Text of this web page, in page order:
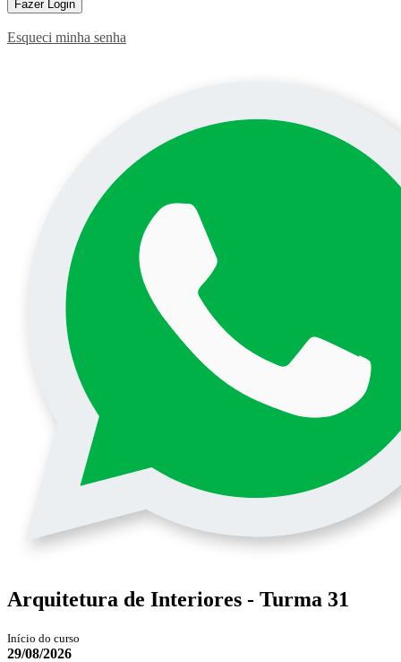
Fazer Login
Esqueci minha senha
Arquitetura de Interiores - Turma 31
Início do curso
29/08/2026